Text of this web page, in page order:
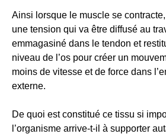
Ainsi lorsque le muscle se
une tension qui va être diffusé au
emmagasiné dans le tendon et
niveau de l’os pour créer un
moins de vitesse et de force dans
externe.
De quoi est constitué ce tissu si
l’organisme arrive-t-il à supporter